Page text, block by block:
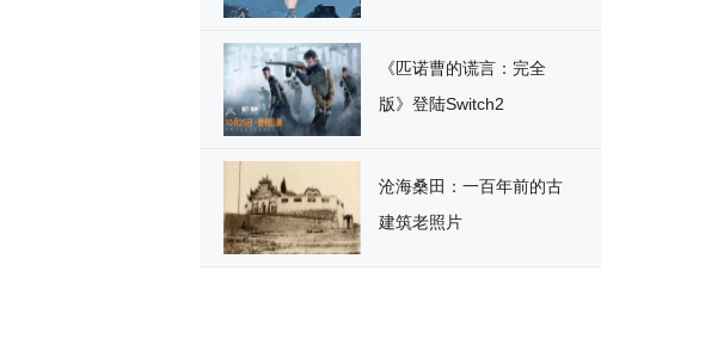
《匹诺曹的谎言：完全
版》登陆Switch2
沧海桑田：一百年前的古
建筑老照片